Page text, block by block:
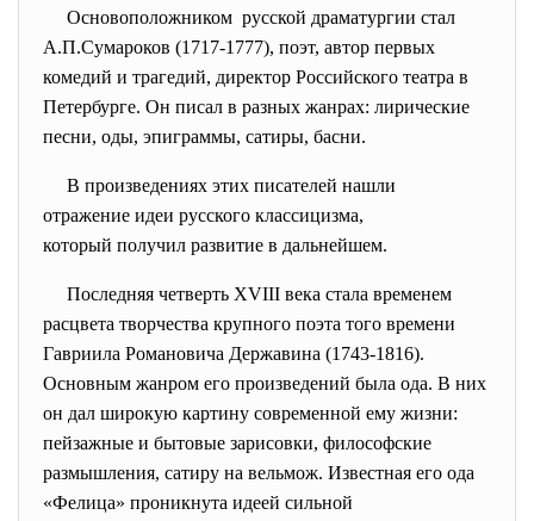
Основоположником русской драматургии стал
А.П.Сумароков (1717-1777), поэт, автор первых
комедий и трагедий, директор Российского театра в
Петербурге. Он писал в разных жанрах: лирические
песни, оды, эпиграммы, сатиры, басни.
В произведениях этих писателей нашли
отражение идеи русского классицизма,
который получил развитие в дальнейшем.
Последняя четверть XVIII века стала временем
расцвета творчества крупного поэта того времени
Гавриила Романовича Державина (1743-1816).
Основным жанром его произведений была ода. В них
он дал широкую картину современной ему жизни:
пейзажные и бытовые зарисовки, философские
размышления, сатиру на вельмож. Известная его ода
«Фелица» проникнута идеей сильной